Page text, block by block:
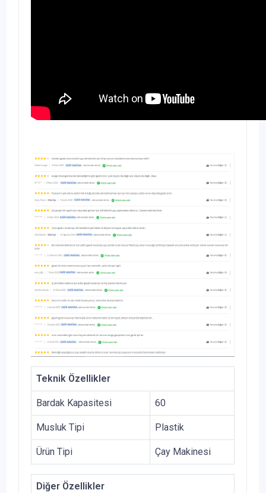
Teknik Özellikler
Bardak Kapasitesi 60
Musluk Tipi Plastik
Ürün Tipi Çay Makinesi
Diğer Özellikler